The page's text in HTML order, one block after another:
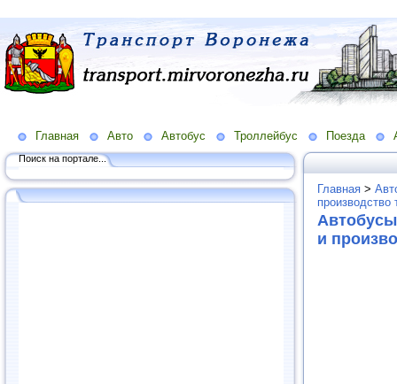
Главная Авто Автобус Троллейбус Поезда
Поиск на портале...
Главная >
производство
и